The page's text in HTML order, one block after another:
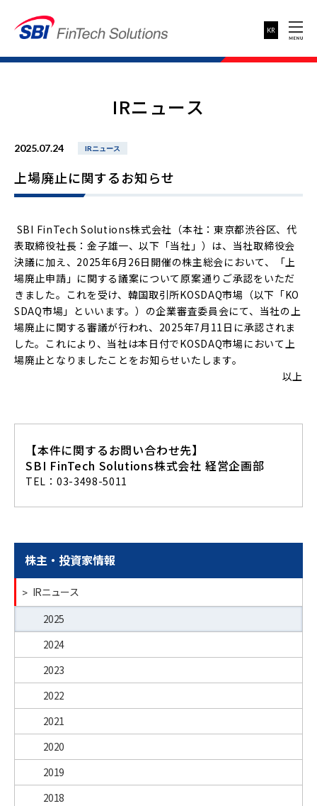
IRニュース
IRニュース
2025.07.24
上場廃止に関するお知らせ
SBI FinTech Solutions株式会社（本社：東京都渋谷区、代
表取締役社長：金子雄一、以下「当社」）は、当社取締役会
決議に加え、2025年6月26日開催の株主総会において、「上
場廃止申請」に関する議案について原案通りご承認をいただ
きました。これを受け、韓国取引所KOSDAQ市場（以下「KO
SDAQ市場」といいます。）の企業審査委員会にて、当社の上
場廃止に関する審議が行われ、2025年7月11日に承認されま
した。これにより、当社は本日付でKOSDAQ市場において上
場廃止となりましたことをお知らせいたします。
以上
【本件に関するお問い合わせ先】
SBI FinTech Solutions株式会社 経営企画部
TEL：03-3498-5011
株主・投資家情報
> IRニュース
2025
2024
2023
2022
2021
2020
2019
2018